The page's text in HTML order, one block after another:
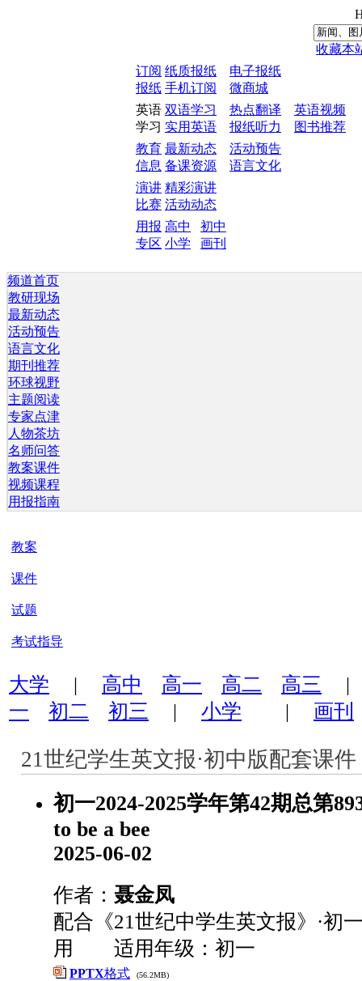
收藏本
订阅
报纸
纸质报纸
电子报纸
手机订阅
微商城
英语
学习
双语学习 热点翻译
英语视频
实用英语
报纸听力
图书推荐
教育
信息
最新动态
活动预告
备课资源
语言文化
演讲
比赛
精彩演讲
活动动态
用报
专区
高中
初中
小学
画刊
频道首页
教研现场
最新动态
活动预告
语言文化
期刊推荐
环球视野
主题阅读
专家点津
人物茶坊
名师问答
教案课件
视频课程
用报指南
教案
课件
试题
考试指导
大学 | 高中 高一 高二 高三
一
初二 初三 | 小学 | 画刊
21世纪学生英文报·初中版配套课件
初一2024-2025学年第42期总第
to be a bee
2025-06-02
作者： 聂金凤
配合《21世纪中学生英文报》·初
用 适用年级：初一
PPTX格式 (56.2MB)